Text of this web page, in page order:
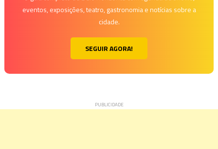
eventos, exposições, teatro, gastronomia e notícias sobre a
cidade.
SEGUIR AGORA!